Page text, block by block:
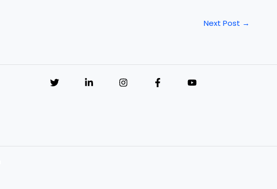
Next Post →